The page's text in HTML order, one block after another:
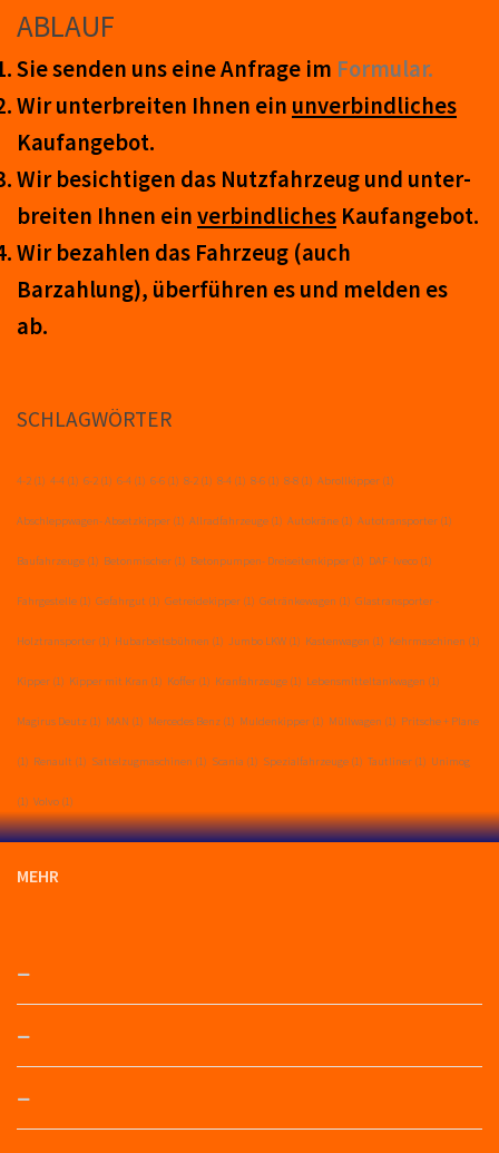
ABLAUF
Sie senden uns eine An­frage im Form­ular.
Wir unter­breiten Ihnen ein un­ver­bind­lich­es
Kauf­an­ge­bot.
Wir be­sicht­igen das Nutz­fahr­zeug und un­ter­
breit­en Ihnen einver­bind­liches Kauf­an­ge­bot.
Wir be­zahl­en das Fahr­zeug (auch
Barzahlung), über­führ­en es und mel­den es
ab.
SCHLAGWÖRTER
4-2 (1) 4-4 (1) 6-2 (1) 6-4 (1) 6-6 (1) 8-2 (1) 8-4 (1) 8-6 (1) 8-8 (1) Abrollkipper (1)
Abschleppwagen- Absetzkipper (1) Allradfahrzeuge (1) Autokräne (1) Autotransporter (1)
Baufahrzeuge (1) Betonmischer (1) Betonpumpen- Dreiseitenkipper (1) DAF- Iveco (1)
Fahrgestelle (1) Gefahrgut (1) Getreidekipper (1) Getränkewagen (1) Glastransporter -
Holztransporter (1) Hubarbeitsbühnen (1) Jumbo LKW (1) Kastenwagen (1) Kehrmaschinen (1)
Kipper (1) Kipper mit Kran (1) Koffer (1) Kranfahrzeuge (1) Lebensmitteltankwagen (1)
Magirus Deutz (1) MAN (1) Mercedes Benz (1) Muldenkipper (1) Müllwagen (1) Pritsche + Plane
(1) Renault (1) Sattelzugmaschinen (1) Scania (1) Spezialfahrzeuge (1) Tautliner (1) Unimog
(1) Volvo (1)
MEHR